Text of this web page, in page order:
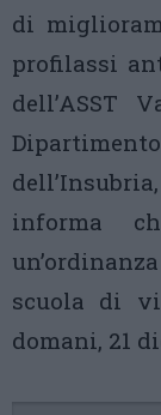
di
profilassi
dell’ASST
informa
scuola di
domani, 21